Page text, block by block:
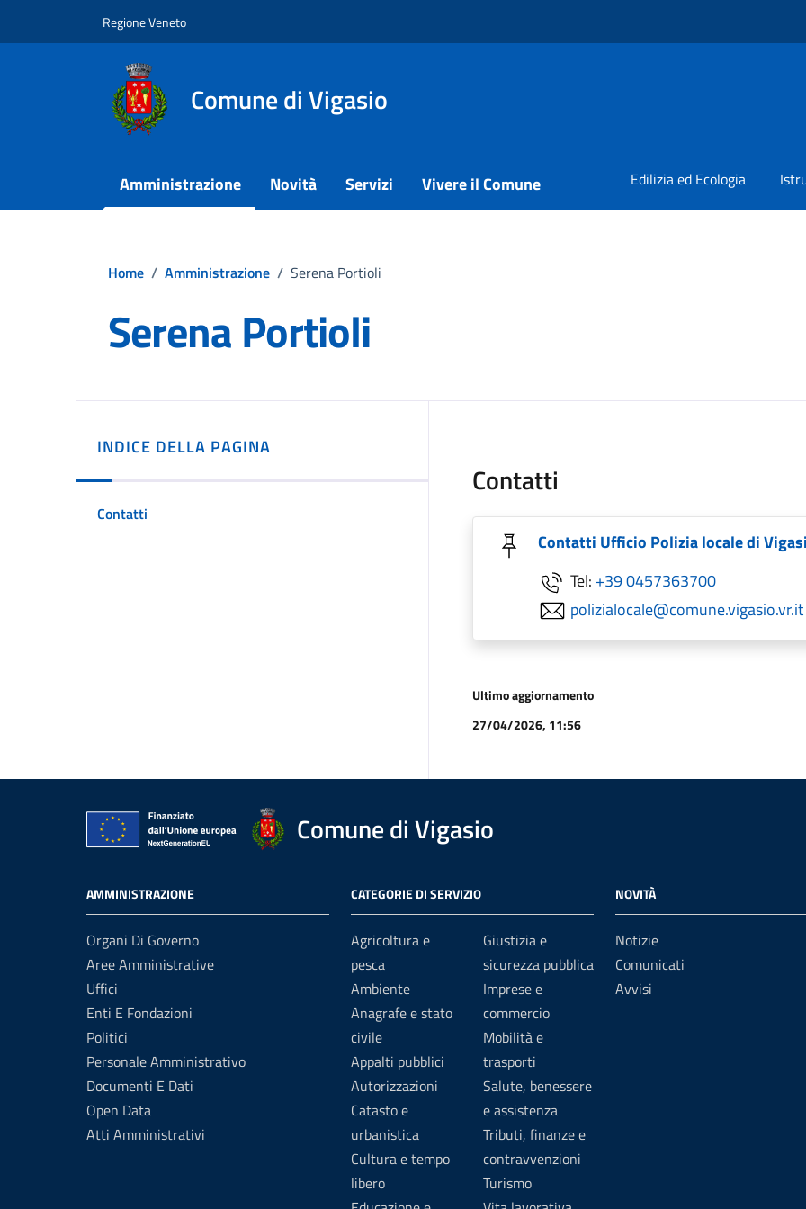
Regione Veneto
Comune di Vigasio
Amministrazione Novità Servizi Vivere il Comune Edilizia ed Ecologia
Home / Amministrazione / Serena Portioli
Serena Portioli
INDICE DELLA PAGINA
Contatti
Contatti
Contatti Ufficio Polizia locale di
Tel: +39 0457363700
polizialocale@comune.vigasio.vr.it
Ultimo aggiornamento
27/04/2026, 11:56
Comune di Vigasio
AMMINISTRAZIONE
Organi Di Governo
Aree Amministrative
Uffici
Enti E Fondazioni
Politici
Personale Amministrativo
Documenti E Dati
Open Data
Atti Amministrativi
CATEGORIE DI SERVIZIO
Agricoltura e
pesca
Ambiente
Anagrafe e stato
civile
Appalti pubblici
Autorizzazioni
Catasto e
urbanistica
Cultura e tempo
libero
Giustizia e
sicurezza pubblica
Imprese e
commercio
Mobilità e
trasporti
Salute, benessere
e assistenza
Tributi, finanze e
contravvenzioni
Turismo
NOVITÀ
Notizie
Comunicati
Avvisi